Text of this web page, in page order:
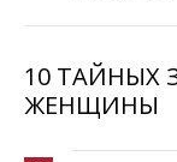
10 ТАЙНЫХ
ЖЕНЩИНЫ